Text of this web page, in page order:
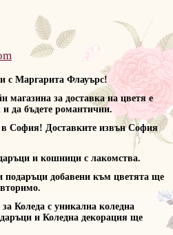
с Маргарита Флауърс!
магазина за доставка на цветя е
и да бъдете романтични.
в София! Доставките извън София
и кошници с лакомства.
добавени към цветята ще
Коледа с уникална коледна
и Коледна декорация ще